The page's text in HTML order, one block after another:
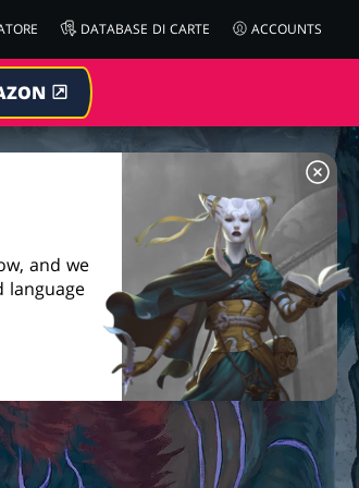
DATABASE DI CARTE ACCOUNTS
and we
language